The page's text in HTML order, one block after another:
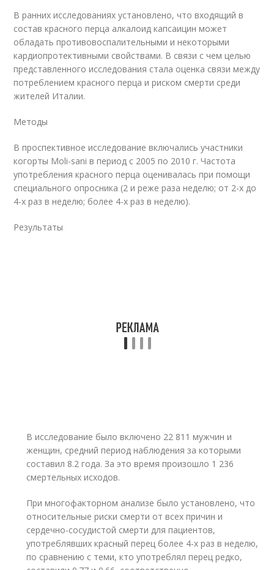
В ранних исследованиях установлено, что входящий в
состав красного перца алкалоид капсаицин может
обладать противовоспалительными и некоторыми
кардиопротективными свойствами. В связи с чем целью
представленного исследования стала оценка связи между
потреблением красного перца и риском смерти среди
жителей Италии.
Методы
В проспективное исследование включались участники
когорты Moli-sani в период с 2005 по 2010 г. Частота
употребления красного перца оценивалась при помощи
специального опросника (2 и реже раза неделю; от 2-х до
4-х раз в неделю; более 4-х раз в неделю).
Результаты
В исследование было включено 22 811 мужчин и
женщин, средний период наблюдения за которыми
составил 8.2 года. За это время произошло 1 236
смертельных исходов.
При многофакторном анализе было установлено, что
относительные риски смерти от всех причин и
сердечно-сосудистой смерти для пациентов,
употреблявших красный перец более 4-х раз в неделю,
по сравнению с теми, кто употреблял перец редко,